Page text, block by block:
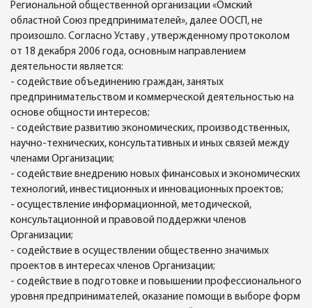
Региональной общественной организации «Омский
областной Союз предпринимателей», далее ООСП, не
произошло. Согласно Уставу , утвержденному протоколом
от 18 декабря 2006 года, основным направлением
деятельности является:
- содействие объединению граждан, занятых
предпринимательством и коммерческой деятельностью на
основе общности интересов;
- содействие развитию экономических, производственных,
научно-технических, консультативных и иных связей между
членами Организации;
- содействие внедрению новых финансовых и экономических
технологий, инвестиционных и инновационных проектов;
- осуществление информационной, методической,
консультационной и правовой поддержки членов
Организации;
- содействие в осуществлении общественно значимых
проектов в интересах членов Организации;
- содействие в подготовке и повышении профессионального
уровня предпринимателей, оказание помощи в выборе форм